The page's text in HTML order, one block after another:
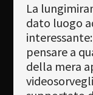
La
dato luogo
pensare a
della mera